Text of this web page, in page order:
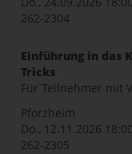
262-2304
Einführung in das
Tricks
Für Teilnehmer mit
Pforzheim
Do., 12.11.2026
262-2305